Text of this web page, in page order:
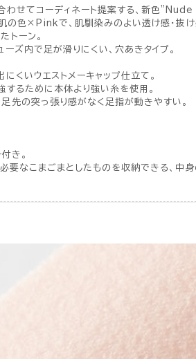
せてコーディネート提案する、新色
×Pinkで、肌馴染みのよい透け感・抜け
トーン。
ズ内で足が滑りにくい、穴あきタイプ。
くいウエストメーキャップ仕立て。
るために本体より強い糸を使用。
先の突っ張り感がなく足指が動きやすい。
き。
要なこまごまとしたものを収納できる、中